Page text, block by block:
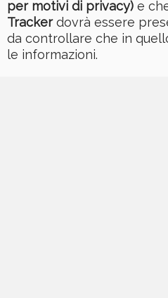
per motivi di privacy) e
Trackerdovrà essere
da controllare che in
le informazioni.